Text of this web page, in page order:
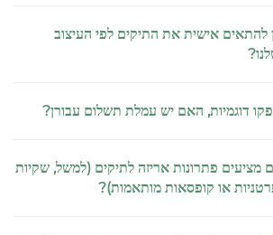
להתאים אישית את התיקים לפי העיצוב
מציעים פתרונות אריזה לתיקים (למשל, שקיות
או קופסאות מותאמות)?